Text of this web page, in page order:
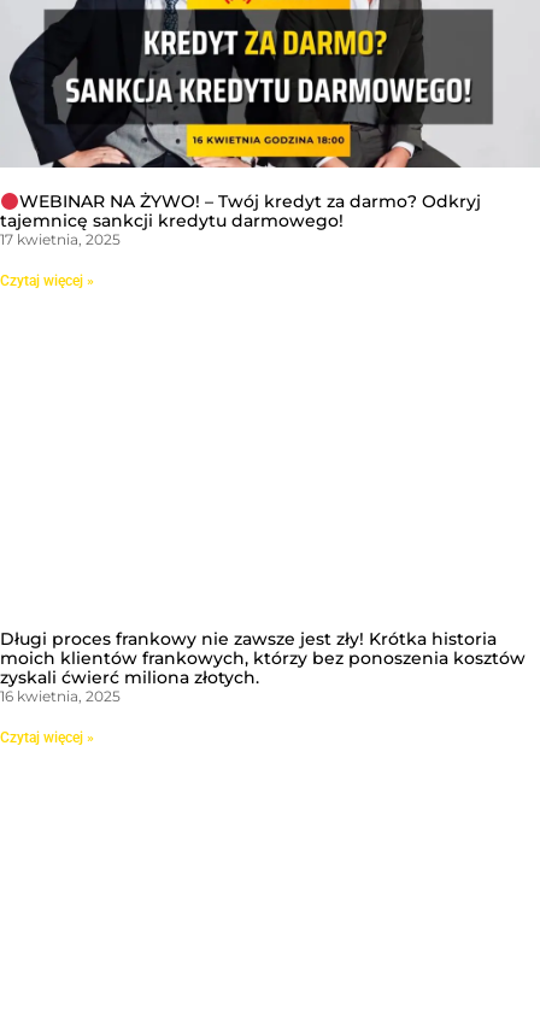
WEBINAR NA ŻYWO! – Twój kredyt za darmo? Odkryj
tajemnicę sankcji kredytu darmowego!
17 kwietnia, 2025
Czytaj więcej »
Długi proces frankowy nie zawsze jest zły! Krótka historia
moich klientów frankowych, którzy bez ponoszenia kosztów
zyskali ćwierć miliona złotych.
16 kwietnia, 2025
Czytaj więcej »